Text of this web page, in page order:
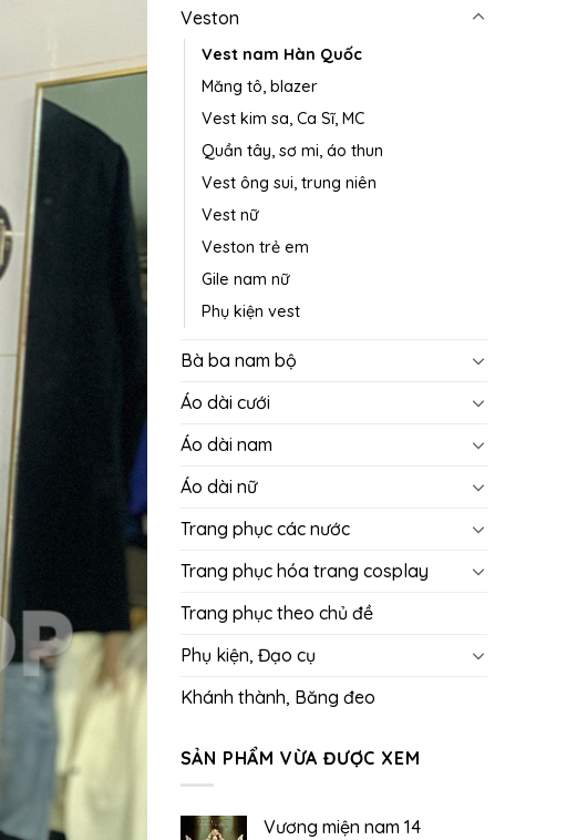
Veston
Vest nam Hàn Quốc
Măng tô, blazer
Vest kim sa, Ca Sĩ, MC
Quần tây, sơ mi, áo thun
Vest ông sui, trung niên
Vest nữ
Veston trẻ em
Gile nam nữ
Phụ kiện vest
Bà ba nam bộ
Áo dài cưới
Áo dài nam
Áo dài nữ
Trang phục các nước
Trang phục hóa trang cosplay
Trang phục theo chủ đề
Phụ kiện, Đạo cụ
Khánh thành, Băng đeo
SẢN PHẨM VỪA ĐƯỢC XEM
Vương miện nam 14